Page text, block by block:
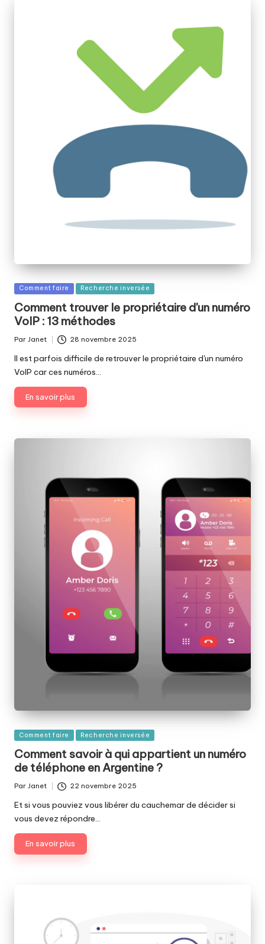
Publié
Comment faire Recherche inversée
Comment trouver le propriétaire d'un numéro
VoIP : 13 méthodes
Publié
Par Janet 28 novembre 2025
Il est parfois difficile de retrouver le propriétaire d'un numéro
VoIP car ces numéros…
En savoir plus
Publié
Comment faire Recherche inversée
Comment savoir à qui appartient un numéro
de téléphone en Argentine ?
Publié
Par Janet 22 novembre 2025
Et si vous pouviez vous libérer du cauchemar de décider si
vous devez répondre…
En savoir plus